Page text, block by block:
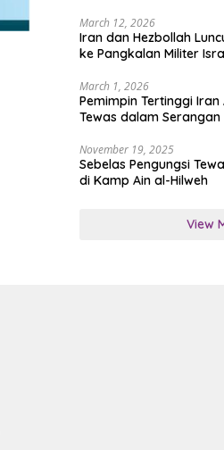
March 12, 2026
Iran dan Hezbollah
ke Pangkalan Militer
March 1, 2026
Pemimpin Tertinggi
Tewas dalam Serangan
November 19, 2025
Sebelas Pengungsi
di Kamp Ain al-Hilweh
View